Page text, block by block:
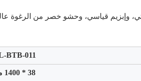
وإبزيم قياسي، وحشو خصر من الرغوة
BTB-011
38 * 1400 مم